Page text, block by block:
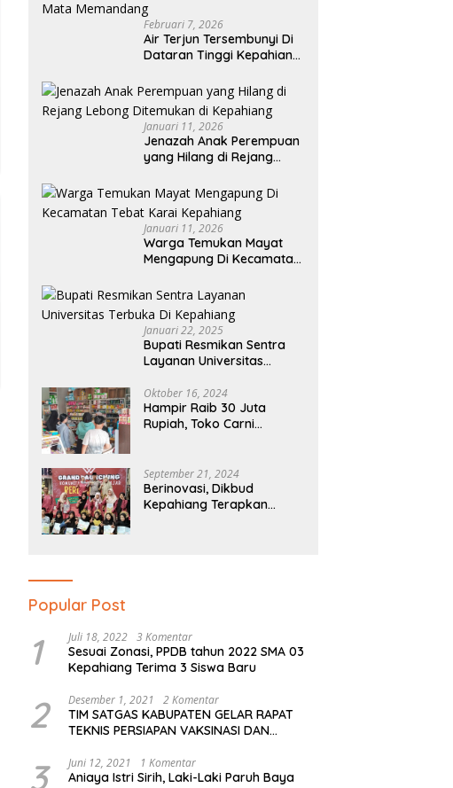
Februari 7, 2026
Air Terjun Tersembunyi Di
Dataran Tinggi Kepahiang
Memanjakan Mata
Memandang
Januari 11, 2026
Jenazah Anak Perempuan
yang Hilang di Rejang
Kepahiang
Januari 11, 2026
Warga Temukan Mayat
Mengapung Di Kecamatan
Januari 22, 2025
Bupati Resmikan Sentra
Layanan Universitas
Oktober 16, 2024
Hampir Raib 30 Juta
Rupiah, Toko Carni
September 21, 2024
Berinovasi, Dikbud
Kepahiang Terapkan
Popular Post
1 Juli 18, 2022 3 Komentar
Sesuai Zonasi, PPDB tahun 2022 SMA 03
Kepahiang Terima 3 Siswa Baru
2 Desember 1, 2021 2 Komentar
TIM SATGAS KABUPATEN GELAR RAPAT
TEKNIS PERSIAPAN VAKSINASI DAN
3 Juni 12, 2021 1 Komentar
Aniaya Istri Sirih, Laki-Laki Paruh Baya